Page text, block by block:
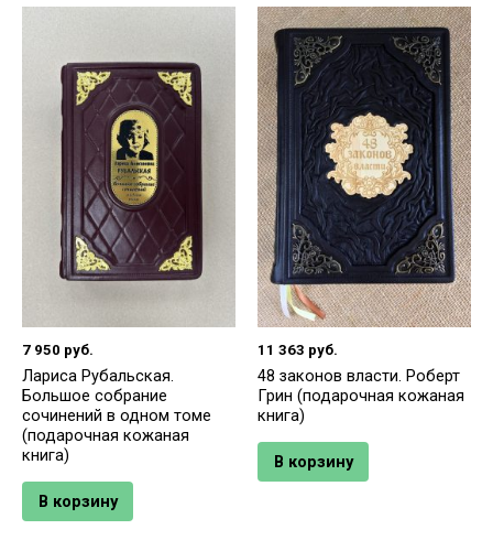
7 950 руб.
Лариса Рубальская.
Большое собрание
сочинений в одном томе
(подарочная кожаная
книга)
В корзину
11 363 руб.
48 законов власти. Роберт
Грин (подарочная кожаная
книга)
В корзину